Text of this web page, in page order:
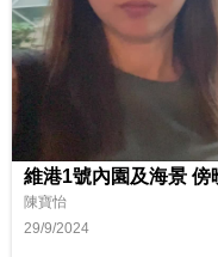
維港1號內園及海景
陳寶怡
29/9/2024